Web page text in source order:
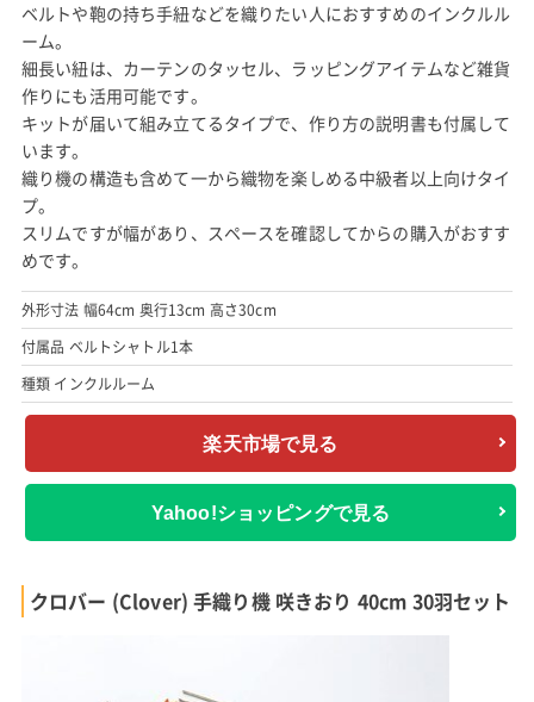
ベルトや鞄の持ち手紐などを織りたい人におすすめのインクルル
ーム。
細長い紐は、カーテンのタッセル、ラッピングアイテムなど雑貨
作りにも活用可能です。
キットが届いて組み立てるタイプで、作り方の説明書も付属して
います。
織り機の構造も含めて一から織物を楽しめる中級者以上向けタイ
プ。
スリムですが幅があり、スペースを確認してからの購入がおすす
めです。
外形寸法 幅64cm 奥行13cm 高さ30cm
付属品 ベルトシャトル1本
種類 インクルルーム
楽天市場で見る
Yahoo!ショッピングで見る
クロバー (Clover) 手織り機 咲きおり 40cm 30羽セット